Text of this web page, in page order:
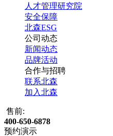
人才管理研究院
安全保障
北森ESG
公司动态
新闻动态
品牌活动
合作与招聘
联系北森
加入北森
售前:
400-650-6878
预约演示